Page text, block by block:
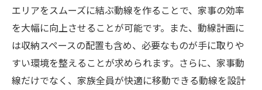
エリアをスムーズに結ぶ動線を作ることで、家事の効率
を大幅に向上させることが可能です。また、動線計画に
は収納スペースの配置も含め、必要なものが手に取りや
すい環境を整えることが求められます。さらに、家事動
線だけでなく、家族全員が快適に移動できる動線を設計